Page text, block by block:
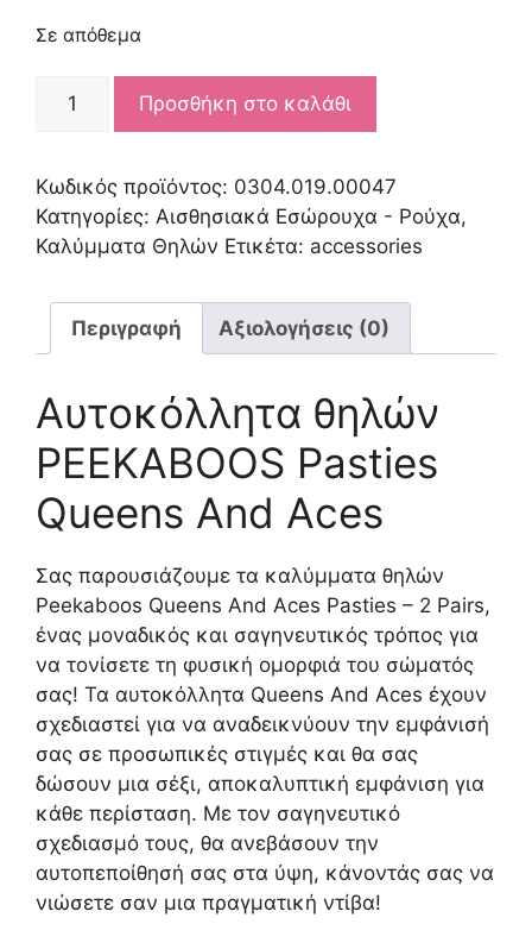
Σε απόθεμα
PEEKABOO
&
ACES
ποσότητα
Προσθήκη στο καλάθι
Κωδικός προϊόντος: 0304.019.00047
Κατηγορίες: Αισθησιακά Εσώρουχα - Ρούχα,
Καλύμματα Θηλών Ετικέτα: accessories
Περιγραφή Αξιολογήσεις (0)
Αυτοκόλλητα θηλών
PEEKABOOS Pasties
Queens And Aces
Σας παρουσιάζουμε τα καλύμματα θηλών
Peekaboos Queens And Aces Pasties – 2 Pairs,
ένας μοναδικός και σαγηνευτικός τρόπος για
να τονίσετε τη φυσική ομορφιά του σώματός
σας! Τα αυτοκόλλητα Queens And Aces έχουν
σχεδιαστεί για να αναδεικνύουν την εμφάνισή
σας σε προσωπικές στιγμές και θα σας
δώσουν μια σέξι, αποκαλυπτική εμφάνιση για
κάθε περίσταση. Με τον σαγηνευτικό
σχεδιασμό τους, θα ανεβάσουν την
αυτοπεποίθησή σας στα ύψη, κάνοντάς σας να
νιώσετε σαν μια πραγματική ντίβα!